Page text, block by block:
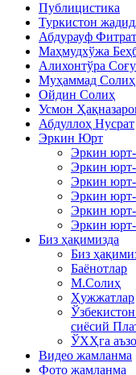
Публицистика
Туркистон
Абдурауф Фитрат
Маҳмудхўжа
Алихонтўра
Муҳаммад Солиҳ
Ойдин Солиҳ
Усмон
Абдуллоҳ Нусрат
Эркин Юрт
Эркин юрт-
Эркин
Эркин
Эркин
Эркин
Эркин
Биз ҳақимизда
Биз
Баёнотлар
М.Солиҳ
Ҳужжатлар
сиёсий
ЎХҲга
Видео жамланма
Фото жамланма